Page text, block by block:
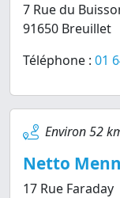
7 Rue du
91650 Breuillet
Téléphone : 01
Environ 52
Netto
17 Rue Faraday